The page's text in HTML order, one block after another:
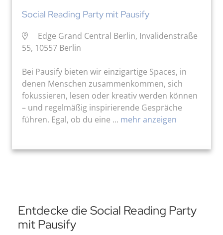
Social Reading Party mit Pausify
Edge Grand Central Berlin, Invalidenstraße
55, 10557 Berlin
Bei Pausify bieten wir einzigartige Spaces, in
denen Menschen zusammenkommen, sich
fokussieren, lesen oder kreativ werden können
– und regelmäßig inspirierende Gespräche
führen. Egal, ob du eine ... mehr anzeigen
Entdecke die Social Reading Party
mit Pausify